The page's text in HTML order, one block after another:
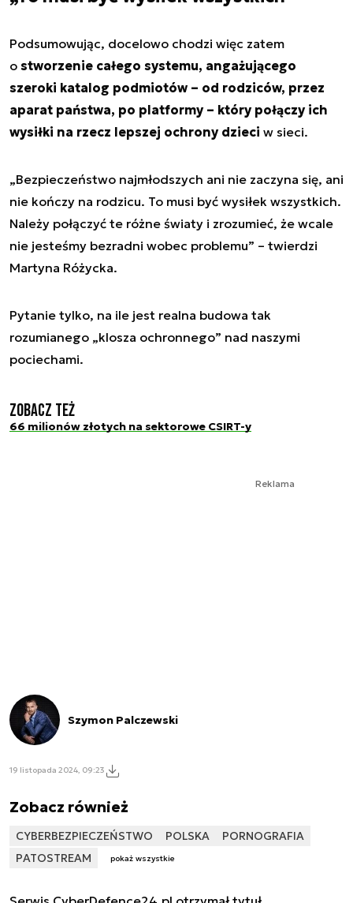
Podsumowując, docelowo chodzi więc zatem
o stworzenie całego systemu, angażującego
szeroki katalog podmiotów – od rodziców, przez
aparat państwa, po platformy – który połączy ich
wysiłki na rzecz lepszej ochrony dzieci w sieci.
„Bezpieczeństwo najmłodszych ani nie zaczyna się, ani
nie kończy na rodzicu. To musi być wysiłek wszystkich.
Należy połączyć te różne światy i zrozumieć, że wcale
nie jesteśmy bezradni wobec problemu” – twierdzi
Martyna Różycka.
Pytanie tylko, na ile jest realna budowa tak
rozumianego „klosza ochronnego” nad naszymi
pociechami.
Zobacz też
66 milionów złotych na sektorowe CSIRT-y
Reklama
Szymon Palczewski
19 listopada 2024, 09:23
Zobacz również
CYBERBEZPIECZEŃSTWO POLSKA
PORNOGRAFIA
PATOSTREAM
pokaż wszystkie